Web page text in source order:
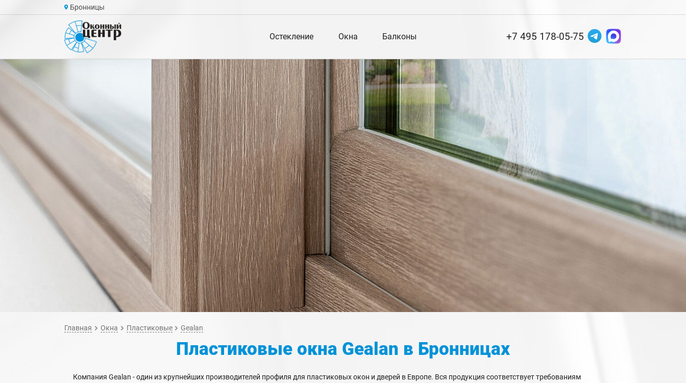
Бронницы
Остекление Окна Балконы +7 495 178-05-75
Главная Окна Пластиковые Gealan
Пластиковые окна Gealan в Бронницах
Компания Gealan - один из крупнейших производителей профиля для пластиковых окон и дверей в Европе. Вся продукция соответствует требованиям